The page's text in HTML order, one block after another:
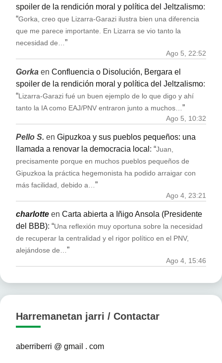
spoiler de la rendición moral y política del Jeltzalismo:
“Gorka, creo que Lizarra-Garazi ilustra bien una diferencia
que me parece importante. En Lizarra se vio tanto la
necesidad de…”
Ago 5, 22:52
Gorka en Confluencia o Disolución, Bergara el
spoiler de la rendición moral y política del Jeltzalismo:
“ Lizarra-Garazi fué un buen ejemplo de lo que digo y ahí
tanto la IA como EAJ/PNV entraron junto a muchos… ”
Ago 5, 10:32
Pello S. en Gipuzkoa y sus pueblos pequeños: una
llamada a renovar la democracia local : “Juan,
precisamente porque en muchos pueblos pequeños de
Gipuzkoa la práctica hegemonista ha podido arraigar con
más facilidad, debido a… ”
Ago 4, 23:21
charlotte en Carta abierta a Iñigo Ansola (Presidente
del BBB): “Una reflexión muy oportuna sobre la necesidad
de recuperar la centralidad y el rigor político en el PNV,
alejándose de… ”
Ago 4, 15:46
Harremanetan jarri / Contactar
aberriberri @ gmail . com